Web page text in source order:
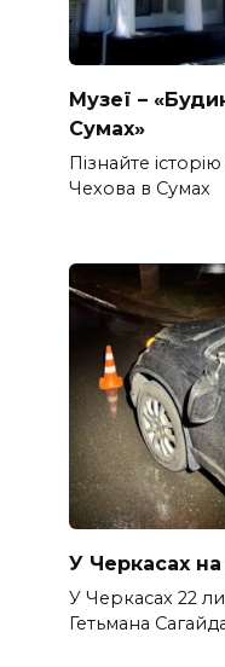
Музеї –
Сумах»
Пізнайте
Чехова в Сумах
У Черкасах
У Черкасах 22
Гетьмана